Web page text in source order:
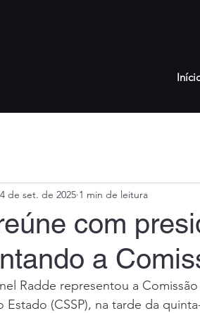
com
a
4 de set. de 2025 1 min de leitura
Radde representou a
(CSSP), na tarde da